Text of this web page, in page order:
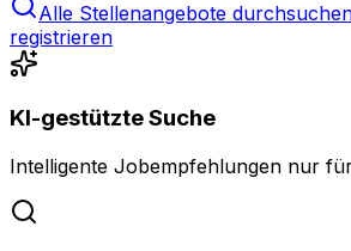
Alle Stellenangebote
registrieren
KI-gestützte Suche
Intelligente Jobempfehlungen nur